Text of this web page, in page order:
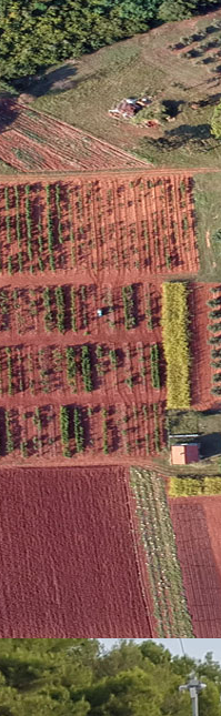
tlo, biljku i vodu
408 337
vezani su uz 2001.
i prehranu, Instituta
David Gluhić. Magistar
ili povrtnjaka radi
biljne proizvodnje .